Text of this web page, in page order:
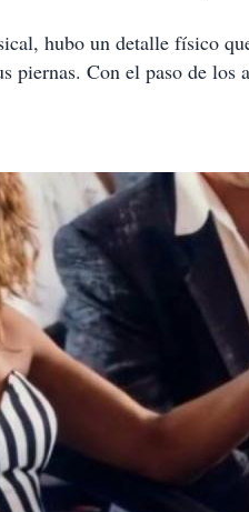
hubo un detalle físico
piernas. Con el paso de los